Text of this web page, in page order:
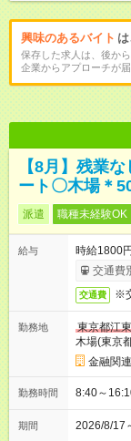
興味のあるバイト
保存した求人は、後か
企業からアプローチが届
【8月】残業
ート〇木場＊
派遣 職種未経験OK
給与
時給1800
交通費
交通費 ※
勤務地
東京都江
木場(東京
金融関連
勤務時間 8:40～
期間 2026/8/